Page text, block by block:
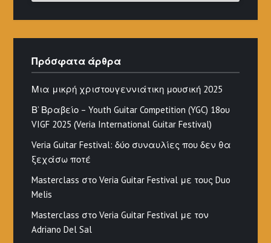
Πρόσφατα άρθρα
Μια μικρή χριστουγεννιάτικη μουσική 2025
Β’ Βραβείο – Youth Guitar Competition (YGC) 18ου
VIGF 2025 (Veria International Guitar Festival)
Veria Guitar Festival: δύο συναυλίες που δεν θα
ξεχάσω ποτέ
Masterclass στο Veria Guitar Festival με τους Duo
Melis
Masterclass στο Veria Guitar Festival με τον
Adriano Del Sal